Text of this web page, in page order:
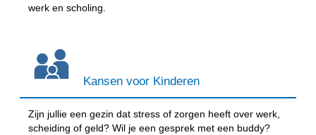
werk en scholing.
Kansen voor Kinderen
Zijn jullie een gezin dat stress of zorgen heeft over werk,
scheiding of geld? Wil je een gesprek met een buddy?